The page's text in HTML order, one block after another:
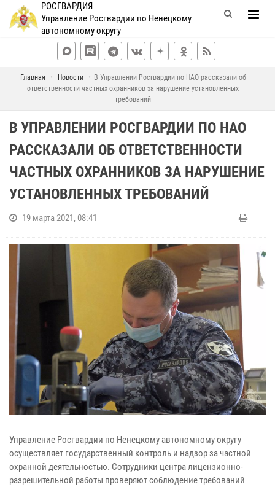
РОСГВАРДИЯ
Управление Росгвардии по Ненецкому
автономному округу
Главная Новости
В Управлении Росгвардии по НАО рассказали об
ответственности частных охранников за нарушение установленных
требований
В УПРАВЛЕНИИ РОСГВАРДИИ ПО НАО
РАССКАЗАЛИ ОБ ОТВЕТСТВЕННОСТИ
ЧАСТНЫХ ОХРАННИКОВ ЗА НАРУШЕНИЕ
УСТАНОВЛЕННЫХ ТРЕБОВАНИЙ
19 марта 2021, 08:41
Управление Росгвардии по Ненецкому автономному округу
осуществляет государственный контроль и надзор за частной
охранной деятельностью. Сотрудники центра лицензионно-
разрешительной работы проверяют соблюдение требований